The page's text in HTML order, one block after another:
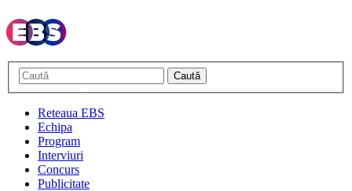
Caută
Reteaua EBS
Echipa
Program
Interviuri
Concurs
Publicitate